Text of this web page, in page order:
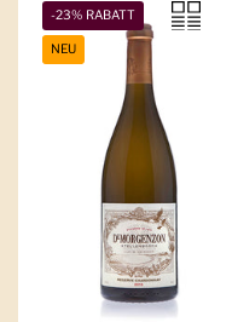
-23% RABATT
NEU